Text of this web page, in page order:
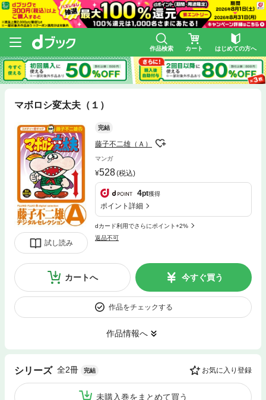
作品検索 カート はじめての方へ
マボロシ変太夫（１）
試し読み
完結
藤子不二雄（Ａ）
マンガ
528(税込)
4pt獲得
ポイント詳細
dカード利用でさらにポイント+2%
返品不可
カートへ 今すぐ買う
作品をチェックする
作品情報へ
シリーズ 全2冊 完結 お気に入り登録
未購入巻をまとめて買う